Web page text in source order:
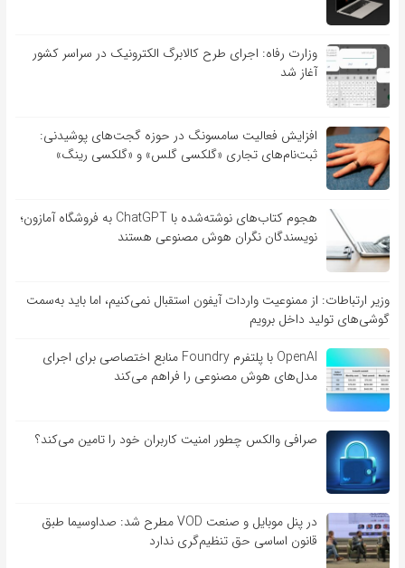
وزارت رفاه: اجرای طرح کالابرگ الکترونیک در سراسر کشور
آغاز شد
افزایش فعالیت سامسونگ در حوزه گجت‌های پوشیدنی:
ثبت‌نام‌های تجاری «گلکسی گلس» و «گلکسی رینگ»
هجوم کتاب‌های نوشته‌شده با ChatGPT به فروشگاه آمازون؛
نویسندگان نگران هوش مصنوعی هستند
وزیر ارتباطات: از ممنوعیت واردات آیفون استقبال نمی‌کنیم، اما باید به‌سمت
گوشی‌های تولید داخل برویم
OpenAI با پلتفرم Foundry منابع اختصاصی برای اجرای
مدل‌های هوش مصنوعی را فراهم می‌کند
صرافی والکس چطور امنیت کاربران خود را تامین می‌کند؟
در پنل موبایل و صنعت VOD مطرح شد: صداوسیما طبق
قانون اساسی حق تنظیم‌گری ندارد